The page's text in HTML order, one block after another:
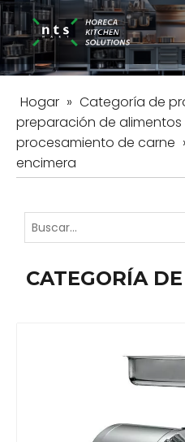
Hogar » Categoría de
preparación de alimentos
procesamiento de carne
encimera
CATEGORÍA